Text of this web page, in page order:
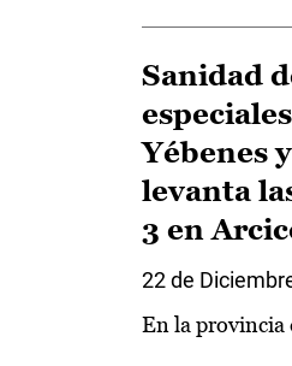
Sanidad
Yébenes
levanta
3 en
22 de
En la provincia